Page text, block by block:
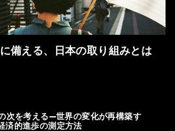
備える、日本の取り組みとは
次を考える―世界の変化が再構築す
済的進歩の測定方法